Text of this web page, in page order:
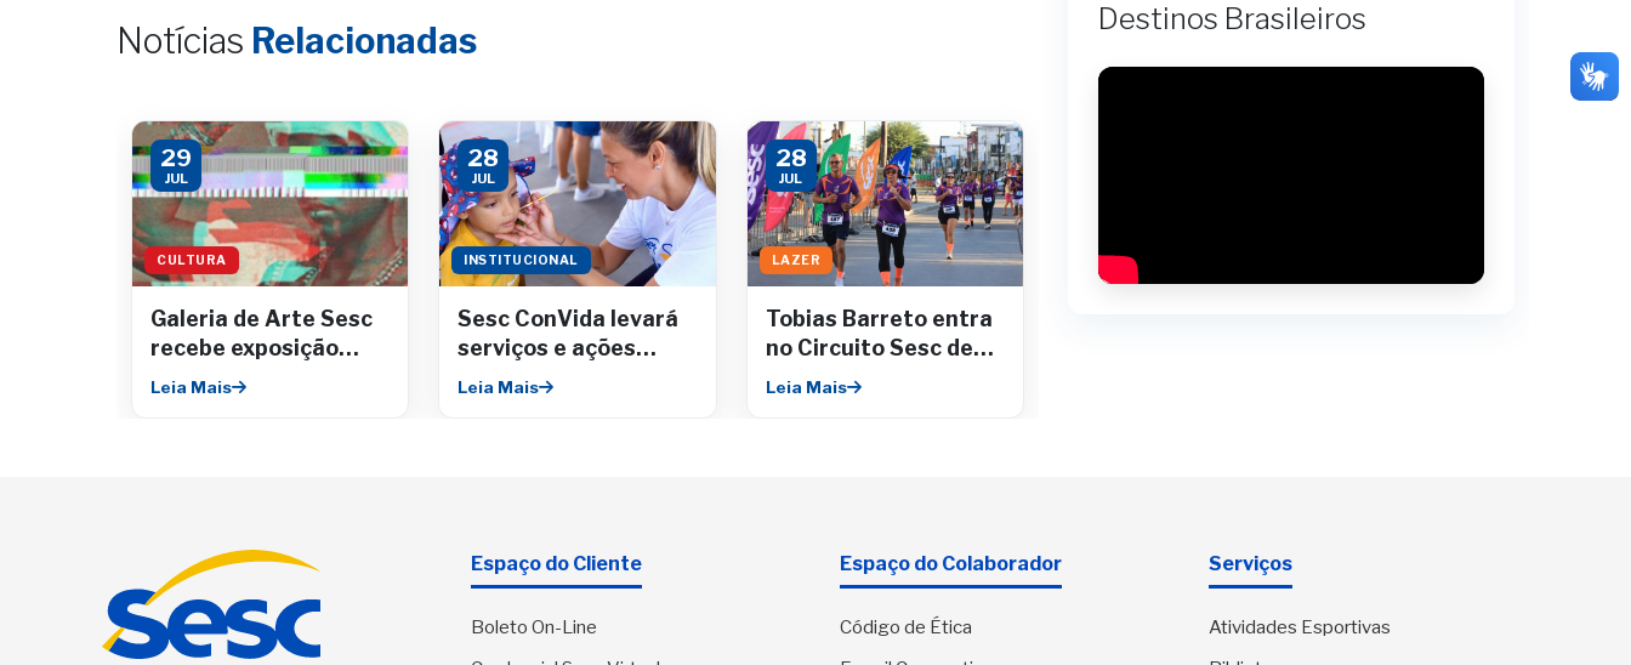
Notícias Relacionadas
29
JUL
CULTURA
Galeria de Arte Sesc
recebe exposição
sobe maternidade e
Leia Mais
28
JUL
INSTITUCIONAL
Sesc ConVida levará
serviços e ações
gratuitas para o
Leia Mais
28
JUL
LAZER
Tobias Barreto entra
no Circuito Sesc de
Corridas
Leia Mais
Destinos Brasileiros
Espaço do Cliente
Boleto On-Line
Espaço do Colaborador
Código de Ética
Serviços
Atividades Esportivas